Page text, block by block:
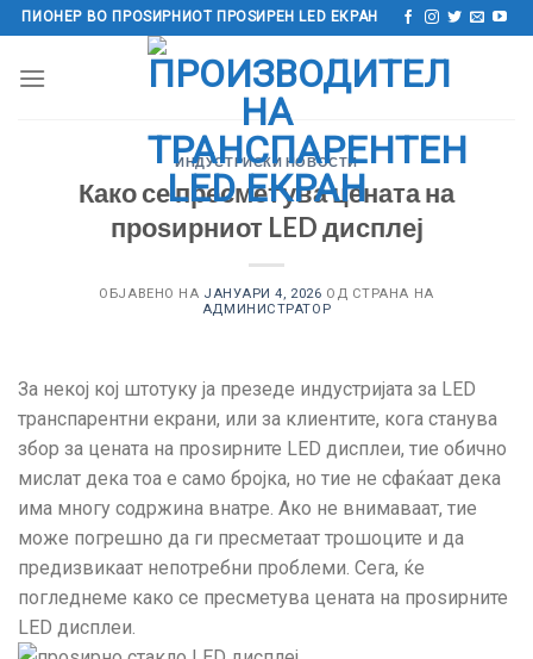
Прескокнете
до
содржината
ПИОНЕР ВО ПРОЅИРНИОТ ПРОЅИРЕН LED ЕКРАН
ИНДУСТРИСКИ НОВОСТИ
Како се пресметува цената на
проѕирниот LED дисплеј
ОБЈАВЕНО НА ЈАНУАРИ 4, 2026 ОД СТРАНА НА
АДМИНИСТРАТОР
За некој кој штотуку ја презеде индустријата за LED
транспарентни екрани, или за клиентите, кога станува
збор за цената на проѕирните LED дисплеи, тие обично
мислат дека тоа е само бројка, но тие не сфаќаат дека
има многу содржина внатре. Ако не внимаваат, тие
може погрешно да ги пресметаат трошоците и да
предизвикаат непотребни проблеми. Сега, ќе
погледнеме како се пресметува цената на проѕирните
LED дисплеи.